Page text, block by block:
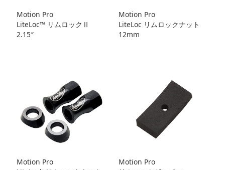
Motion Pro
LiteLoc™️ リムロックⅡ
2.15″
Motion Pro
LiteLoc リムロックナット
12mm
Motion Pro
Motion Pro